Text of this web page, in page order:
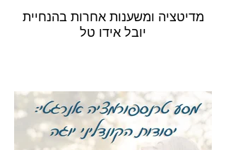
מדיטציה ומשענות אחרות בהנחיית
יובל אידו טל